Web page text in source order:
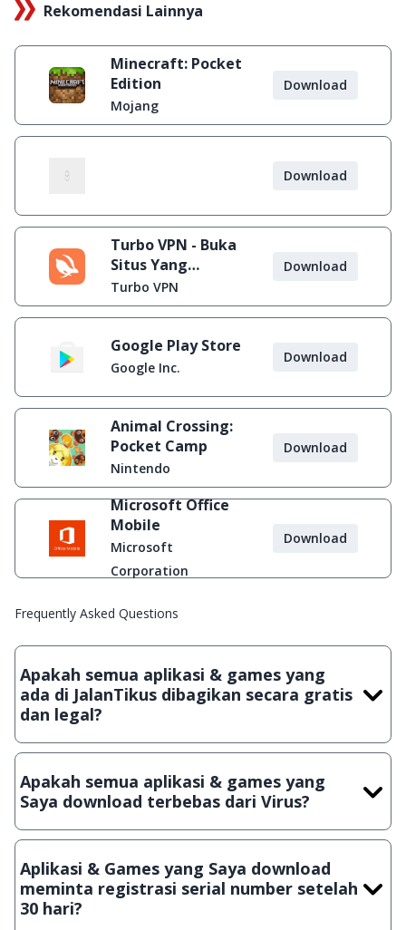
Rekomendasi Lainnya
Minecraft: Pocket
Edition
Mojang
Download
Download
Turbo VPN - Buka
Situs Yang
Diblokir
Turbo VPN
Download
Google Play Store
Google Inc.
Download
Animal Crossing:
Pocket Camp
Nintendo
Download
Microsoft Office
Mobile
Microsoft
Corporation
Download
Frequently Asked Questions
Apakah semua aplikasi & games yang
ada di JalanTikus dibagikan secara gratis
dan legal?
Ya, JalanTikus hanya membagikan aplikasi & games yang
crack, patch atau semacamnya.
Apakah semua aplikasi & games yang
Saya download terbebas dari Virus?
Ya, JalanTikus selalu melakukan scanning dengan 3 jenis
suatu aplikasi atau games, sehingga bisa dijamin 100%
terbebas dari virus.
Aplikasi & Games yang Saya download
meminta registrasi serial number setelah
30 hari?